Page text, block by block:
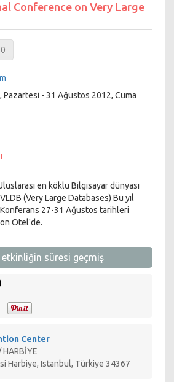
Conference on Very Large
0
Pazartesi - 31 Ağustos 2012, Cuma
en köklü Bilgisayar dünyası
(Very Large Databases) Bu yıl
27-31 Ağustos tarihleri
Otel'de.
etkinliğin süresi geçmiş
Center
Harbiye, Istanbul, Türkiye 34367